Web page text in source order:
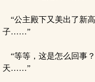
“公主殿下又美出了新
子……”
“等等，这是怎么回事
天……”